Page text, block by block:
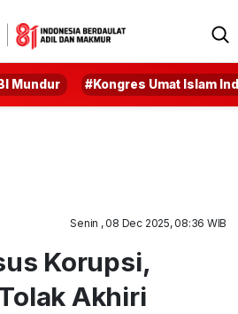
Mundur #Kongres Umat Islam
Senin , 08 Dec 2025, 08:36 WIB
Korupsi,
Akhiri